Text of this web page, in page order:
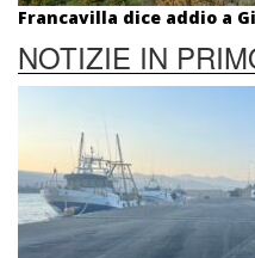
Francavilla dice addio a
NOTIZIE IN